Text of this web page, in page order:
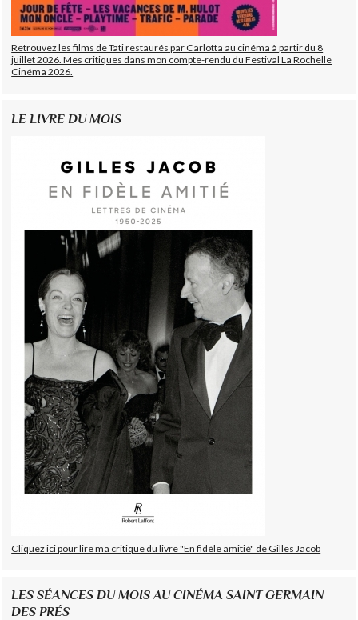
Retrouvez les films de Tati restaurés par Carlotta au cinéma à partir du 8
juillet 2026. Mes critiques dans mon compte-rendu du Festival La Rochelle
Cinéma 2026.
LE LIVRE DU MOIS
Cliquez ici pour lire ma critique du livre "En fidèle amitié" de Gilles Jacob
LES SÉANCES DU MOIS AU CINÉMA SAINT GERMAIN
DES PRÉS